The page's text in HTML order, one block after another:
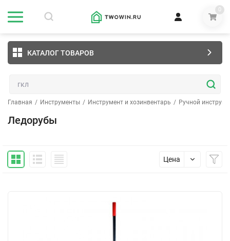
0
КАТАЛОГ ТОВАРОВ
Главная / Инструменты / Инструмент и хозинвентарь / Ручной
Ледорубы
Цена